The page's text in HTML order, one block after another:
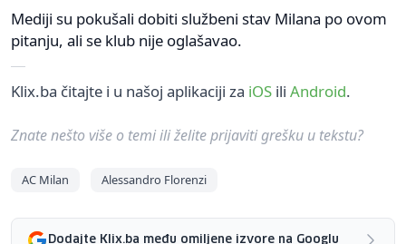
Mediji su pokušali dobiti službeni stav Milana po ovom
pitanju, ali se klub nije oglašavao.
Klix.ba čitajte i u našoj aplikaciji za iOS ili Android.
Znate nešto više o temi ili želite prijaviti grešku u tekstu?
AC Milan Alessandro Florenzi
Dodajte Klix.ba među omiljene izvore na Googlu